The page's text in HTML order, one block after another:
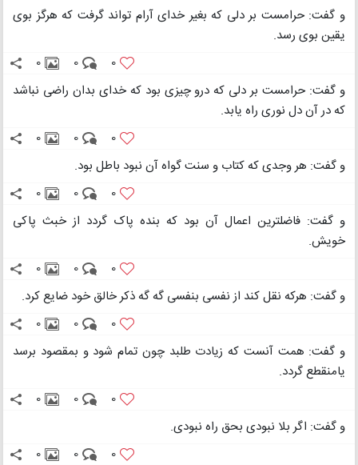
و گفت: حرامست بر دلی که بغیر خدای آرام تواند گرفت که هرگز بوی
یقین بوی رسد.
0
0
0
و گفت: حرامست بر دلی که درو چیزی بود که خدای بدان راضی نباشد
که در آن دل نوری راه یابد.
0
0
0
و گفت: هر وجدی که کتاب و سنت گواه آن نبود باطل بود.
0
0
0
و گفت: فاضلترین اعمال آن بود که بنده پاک گردد از خبث پاکی
خویش.
0
0
0
و گفت: هرکه نقل کند از نفسی بنفسی گه گه ذکر خالق خود ضایع کرد.
0
0
0
و گفت: همت آنست که زیادت طلبد چون تمام شود و بمقصود برسد
یامنقطع گردد.
0
0
0
و گفت: اگر بلا نبودی بحق راه نبودی.
0
0
0